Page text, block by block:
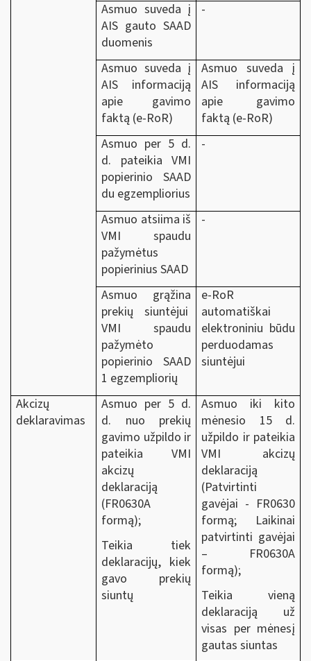
Asmuo suveda į
AIS gauto SAAD
duomenis
-
Asmuo suveda į
AIS informaciją
apie gavimo
faktą (e-RoR)
Asmuo suveda į
AIS informaciją
apie gavimo
faktą (e-RoR)
Asmuo per 5 d.
d. pateikia VMI
popierinio SAAD
du egzempliorius
-
Asmuo atsiima iš
VMI spaudu
pažymėtus
popierinius SAAD
-
Asmuo grąžina
prekių siuntėjui
VMI spaudu
pažymėto
popierinio SAAD
1 egzempliorių
e-RoR
automatiškai
elektroniniu būdu
perduodamas
siuntėjui
Akcizų
deklaravimas
Asmuo per 5 d.
d. nuo prekių
gavimo užpildo ir
pateikia VMI
akcizų
deklaraciją
(FR0630A
formą);
Teikia tiek
deklaracijų, kiek
gavo prekių
siuntų
Asmuo iki kito
mėnesio 15 d.
užpildo ir pateikia
VMI akcizų
deklaraciją
(Patvirtinti
gavėjai - FR0630
formą; Laikinai
patvirtinti gavėjai
– FR0630A
formą);
Teikia vieną
deklaraciją už
visas per mėnesį
gautas siuntas